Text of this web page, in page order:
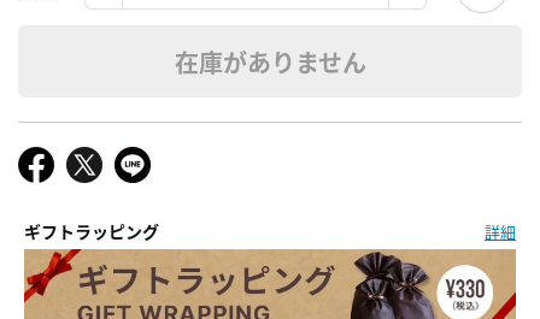
在庫がありません
ギフトラッピング 詳細